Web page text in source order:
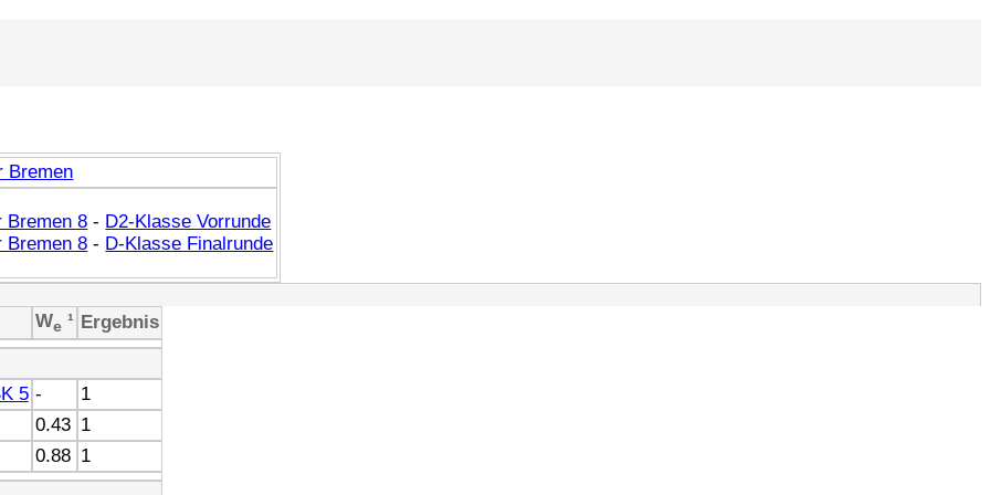
Bremen
Bremen 8 - D2-Klasse Vorrunde
Bremen 8 - D-Klasse Finalrunde
We ¹ Ergebnis
5 -
1
0.43 1
0.88 1